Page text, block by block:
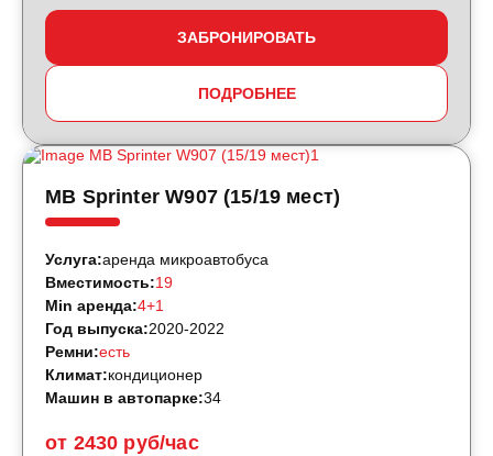
ЗАБРОНИРОВАТЬ
ПОДРОБНЕЕ
MB Sprinter W907 (15/19 мест)
от 2430 руб/час
Услуга:аренда микроавтобуса
Вместимость:19
Min аренда:4+1
Год выпуска:2020-2022
Ремни:есть
Климат:кондиционер
Машин в автопарке:34